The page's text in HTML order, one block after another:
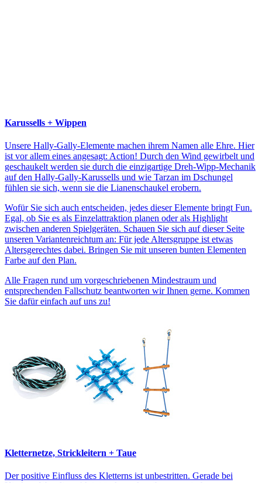
Karussells + Wippen
Unsere Hally-Gally-Elemente machen ihrem Namen alle Ehre. Hier
ist vor allem eines angesagt: Action! Durch den Wind gewirbelt und
geschaukelt werden sie durch die einzigartige Dreh-Wipp-Mechanik
auf den Hally-Gally-Karussells und wie Tarzan im Dschungel
fühlen sie sich, wenn sie die Lianenschaukel erobern.
Wofür Sie sich auch entscheiden, jedes dieser Elemente bringt Fun.
Egal, ob Sie es als Einzelattraktion planen oder als Highlight
zwischen anderen Spielgeräten. Schauen Sie sich auf dieser Seite
unseren Variantenreichtum an: Für jede Altersgruppe ist etwas
Altersgerechtes dabei. Bringen Sie mit unseren bunten Elementen
Farbe auf den Plan.
Alle Fragen rund um vorgeschriebenen Mindestraum und
entsprechenden Fallschutz beantworten wir Ihnen gerne. Kommen
Sie dafür einfach auf uns zu!
Kletternetze, Strickleitern + Taue
Der positive Einfluss des Kletterns ist unbestritten. Gerade bei